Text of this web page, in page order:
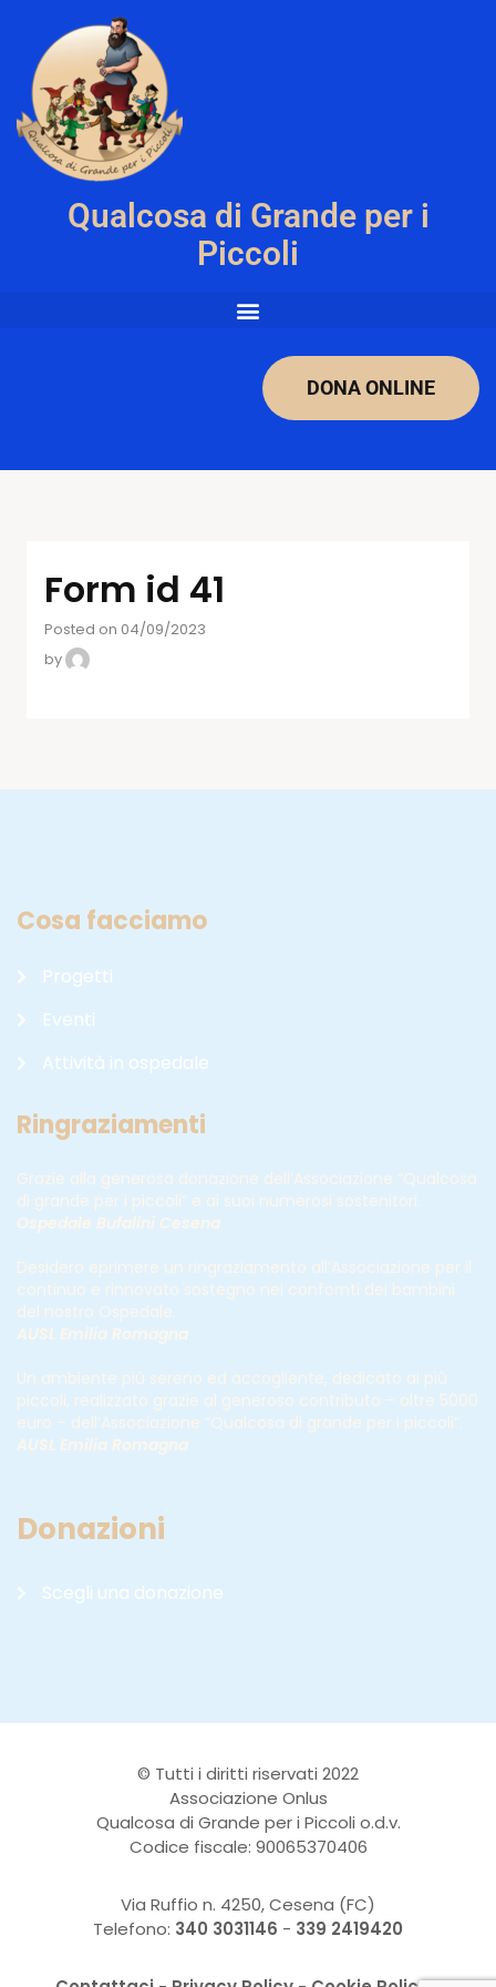
Qualcosa di Grande per i
Piccoli
DONA ONLINE
Form id 41
Posted on 04/09/2023
by
Cosa facciamo
Progetti
Eventi
Attività in ospedale
Ringraziamenti
Grazie alla generosa donazione dell’Associazione “Qualcosa
di grande per i piccoli” e ai suoi numerosi sostenitori.
Ospedale Bufalini Cesena
Desidero eprimere un ringraziamento all’Associazione per il
continuo e rinnovato sostegno nei confornti dei bambini
del nostro Ospedale
AUSL Emilia Romagna
Un ambiente più sereno ed accogliente, dedicato ai più
piccoli, realizzato grazie al generoso contributo – oltre 5000
euro – dell’Associazione “Qualcosa di grande per i piccoli”.
AUSL Emilia Romagna
Donazioni
Scegli una donazione
© Tutti i diritti riservati 2022
Associazione Onlus
Qualcosa di Grande per i Piccoli o.d.v.
Codice fiscale: 90065370406
Via Ruffio n. 4250, Cesena (FC)
Telefono: 340 3031146 - 339 2419420